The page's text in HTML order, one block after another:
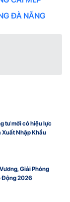
ĐÀ NẴNG
tư mới có hiệu lực
Nhập Khẩu
Giải Phóng
Động 2026